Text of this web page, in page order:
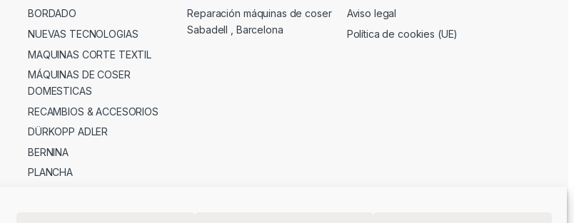
BORDADO
NUEVAS TECNOLOGIAS
MAQUINAS CORTE TEXTIL
MÁQUINAS DE COSER
DOMESTICAS
RECAMBIOS & ACCESORIOS
DÜRKOPP ADLER
BERNINA
PLANCHA
Reparación máquinas de coser
Sabadell , Barcelona
Aviso legal
Política de cookies (UE)